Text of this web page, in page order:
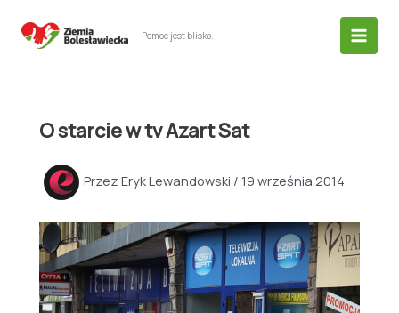
Pomoc jest blisko.
O starcie w tv Azart Sat
Przez Eryk Lewandowski / 19 września 2014